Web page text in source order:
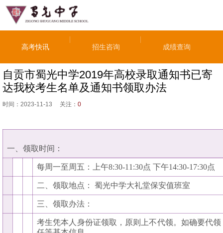
高考快讯 招生咨询 成绩查询
自贡市蜀光中学2019年高校录取通知书已寄
达我校考生名单及通知书领取办法
时间： 2023-11-13 关注： 0
一、领取时间：
每周一至周五：上午8:30-11:30点 下午14:30-17:30点
二、领取地点： 蜀光中学大礼堂保安值班室
三、领取办法：
考生凭本人身份证领取，原则上不代领。如确要代